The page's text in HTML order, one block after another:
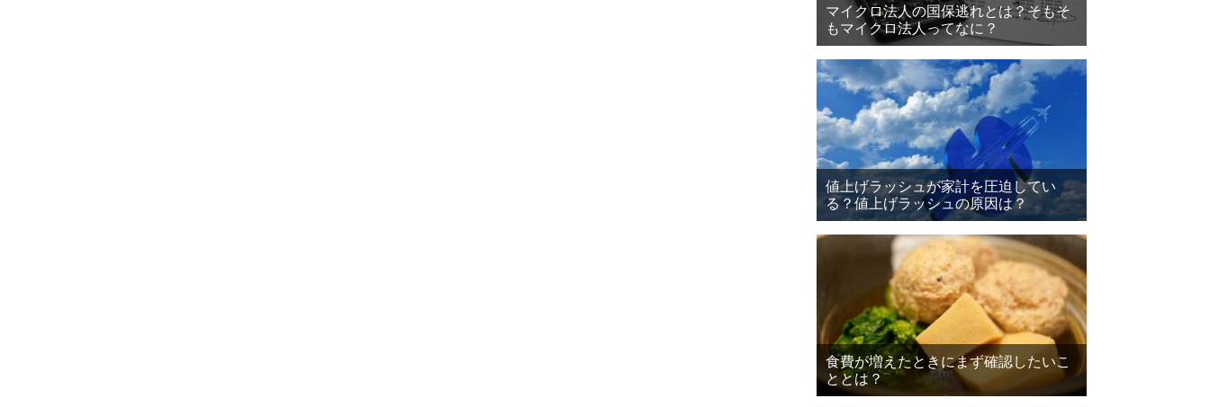
マイクロ法人の国保逃れとは？そもそ
もマイクロ法人ってなに？
値上げラッシュが家計を圧迫してい
る？値上げラッシュの原因は？
食費が増えたときにまず確認したいこ
ととは？